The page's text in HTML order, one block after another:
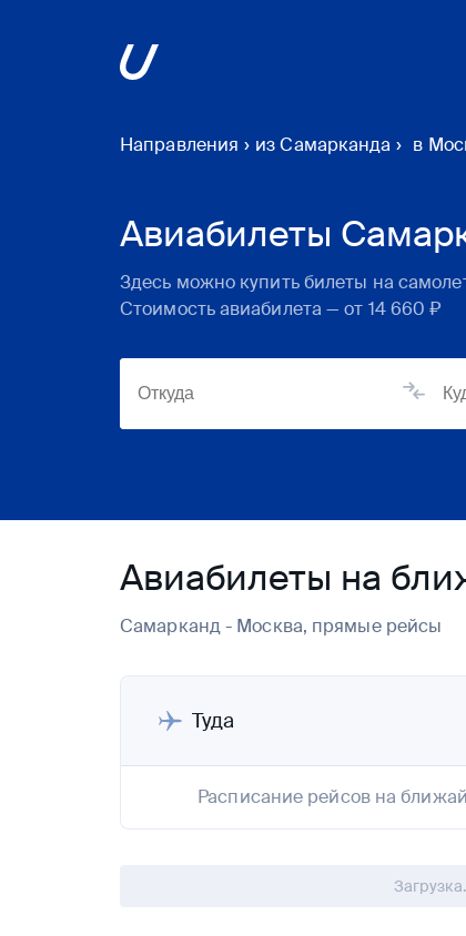
Направления › из Самарканда › в
Авиабилеты
Здесь можно купить билеты на
Стоимость авиабилета — от 14 660 ₽
Авиабилеты на
Самарканд - Москва, прямые рейсы
Туда
Расписание рейсов на